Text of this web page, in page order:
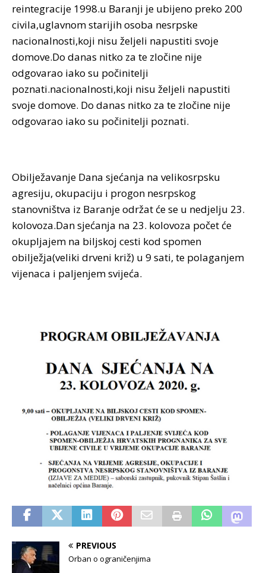
reintegracije 1998.u Baranji je ubijeno preko 200
civila,uglavnom starijih osoba nesrpske
nacionalnosti,koji nisu željeli napustiti svoje
domove.Do danas nitko za te zločine nije
odgovarao iako su počinitelji
poznati.nacionalnosti,koji nisu željeli napustiti
svoje domove. Do danas nitko za te zločine nije
odgovarao iako su počinitelji poznati.
Obilježavanje Dana sjećanja na velikosrpsku
agresiju, okupaciju i progon nesrpskog
stanovništva iz Baranje održat će se u nedjelju 23.
kolovoza.Dan sjećanja na 23. kolovoza počet će
okupljajem na biljskoj cesti kod spomen
obilježja(veliki drveni križ) u 9 sati, te polaganjem
vijenaca i paljenjem svijeća.
PREVIOUS
Orban o ograničenjima